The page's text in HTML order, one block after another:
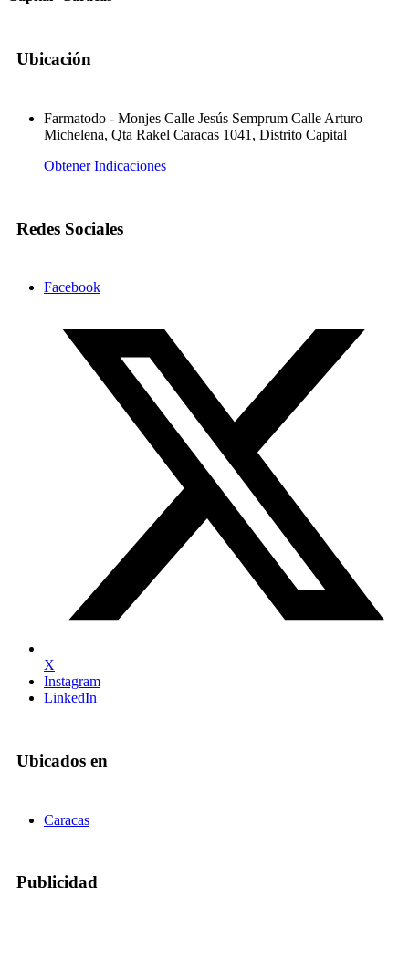
Ubicación
Farmatodo - Monjes Calle Jesús Semprum Calle Arturo
Michelena, Qta Rakel Caracas 1041, Distrito Capital
Obtener Indicaciones
Redes Sociales
Facebook
X
Instagram
LinkedIn
Ubicados en
Caracas
Publicidad